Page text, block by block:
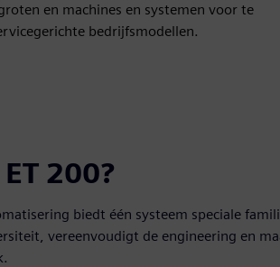
en machines en systemen voor te
bedrijfsmodellen.
200?
biedt één systeem speciale
vereenvoudigt de engineering en